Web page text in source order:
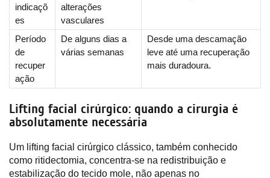
indicaçõ
es
alterações
vasculares
Período
de
recuper
ação
De alguns dias a
várias semanas
Desde uma descamação
leve até uma recuperação
mais duradoura.
Lifting facial cirúrgico: quando a cirurgia é
absolutamente necessária
Um lifting facial cirúrgico clássico, também conhecido
como ritidectomia, concentra-se na redistribuição e
estabilização do tecido mole, não apenas no